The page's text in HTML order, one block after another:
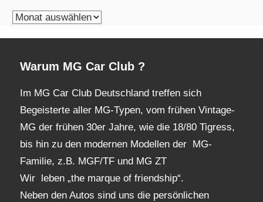
monatliches
Warum MG Car Club ?
Im MG Car Club Deutschland treffen sich
Begeisterte aller MG-Typen, vom frühen Vintage-
MG der frühen 30er Jahre, wie die 18/80 Tigress,
bis hin zu den modernen Modellen der MG-
Familie, z.B. MGF/TF und MG ZT
Wir leben „the marque of friendship“.
Neben den Autos sind uns die persönlichen